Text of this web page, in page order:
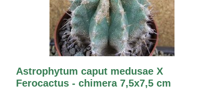
Astrophytum caput medusae X
Ferocactus - chimera 7,5x7,5 cm